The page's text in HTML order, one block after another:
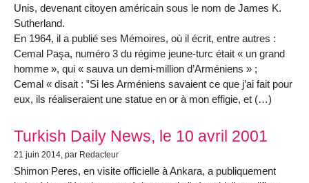
Unis, devenant citoyen américain sous le nom de James K.
Sutherland.
En 1964, il a publié ses Mémoires, où il écrit, entre autres :
Cemal Paşa, numéro 3 du régime jeune-turc était « un grand
homme », qui « sauva un demi-million d’Arméniens » ;
Cemal « disait : ‟Si les Arméniens savaient ce que j’ai fait pour
eux, ils réaliseraient une statue en or à mon effigie, et (…)
Turkish Daily News, le 10 avril 2001
21 juin 2014, par Redacteur
Shimon Peres, en visite officielle à Ankara, a publiquement